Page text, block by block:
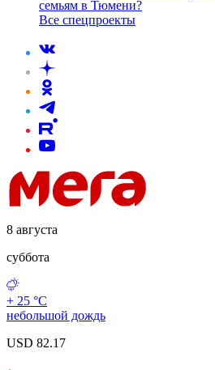
Все спецпроекты
8 августа
суббота
+ 25 °С
небольшой дождь
USD 82.17